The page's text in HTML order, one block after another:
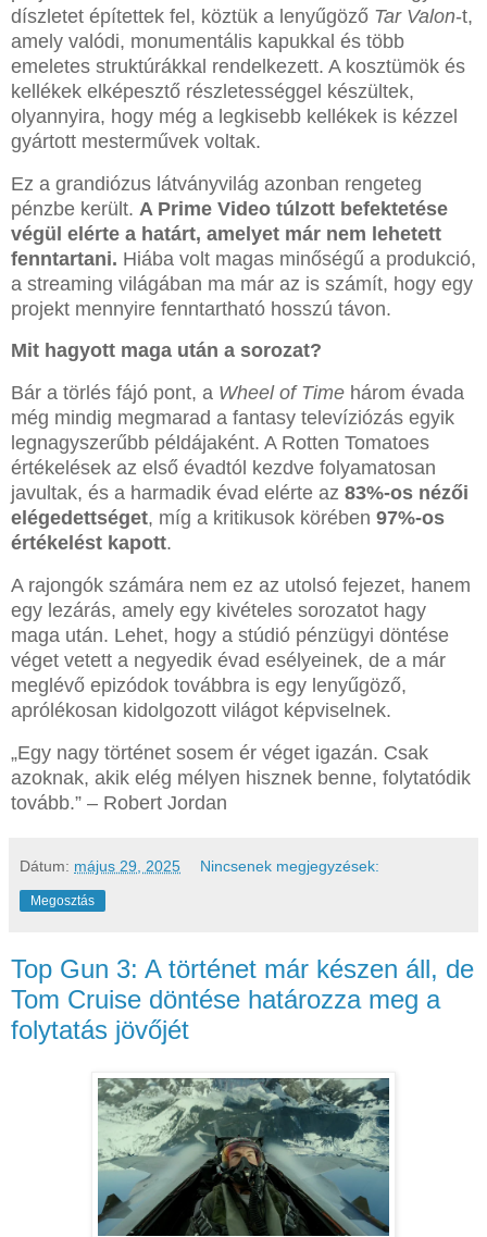
díszletet építettek fel, köztük a lenyűgöző Tar Valon-t,
amely valódi, monumentális kapukkal és több
emeletes struktúrákkal rendelkezett. A kosztümök és
kellékek elképesztő részletességgel készültek,
olyannyira, hogy még a legkisebb kellékek is kézzel
gyártott mesterművek voltak.
Ez a grandiózus látványvilág azonban rengeteg
pénzbe került. A Prime Video túlzott befektetése
végül elérte a határt, amelyet már nem lehetett
fenntartani. Hiába volt magas minőségű a produkció,
a streaming világában ma már az is számít, hogy egy
projekt mennyire fenntartható hosszú távon.
Mit hagyott maga után a sorozat?
Bár a törlés fájó pont, a Wheel of Time három évada
még mindig megmarad a fantasy televíziózás egyik
legnagyszerűbb példájaként. A Rotten Tomatoes
értékelések az első évadtól kezdve folyamatosan
javultak, és a harmadik évad elérte az 83%-os nézői
elégedettséget, míg a kritikusok körében 97%-os
értékelést kapott.
A rajongók számára nem ez az utolsó fejezet, hanem
egy lezárás, amely egy kivételes sorozatot hagy
maga után. Lehet, hogy a stúdió pénzügyi döntése
véget vetett a negyedik évad esélyeinek, de a már
meglévő epizódok továbbra is egy lenyűgöző,
aprólékosan kidolgozott világot képviselnek.
„Egy nagy történet sosem ér véget igazán. Csak
azoknak, akik elég mélyen hisznek benne, folytatódik
tovább.” – Robert Jordan
Dátum: május 29, 2025 Nincsenek megjegyzések:
Megosztás
Top Gun 3: A történet már készen áll, de
Tom Cruise döntése határozza meg a
folytatás jövőjét